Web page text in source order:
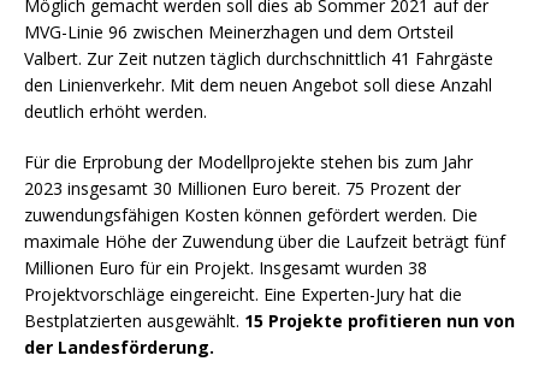
Möglich gemacht werden soll dies ab Sommer 2021 auf der
MVG-Linie 96 zwischen Meinerzhagen und dem Ortsteil
Valbert. Zur Zeit nutzen täglich durchschnittlich 41 Fahrgäste
den Linienverkehr. Mit dem neuen Angebot soll diese Anzahl
deutlich erhöht werden.
Für die Erprobung der Modellprojekte stehen bis zum Jahr
2023 insgesamt 30 Millionen Euro bereit. 75 Prozent der
zuwendungsfähigen Kosten können gefördert werden. Die
maximale Höhe der Zuwendung über die Laufzeit beträgt fünf
Millionen Euro für ein Projekt. Insgesamt wurden 38
Projektvorschläge eingereicht. Eine Experten-Jury hat die
Bestplatzierten ausgewählt. 15 Projekte profitieren nun von
der Landesförderung.